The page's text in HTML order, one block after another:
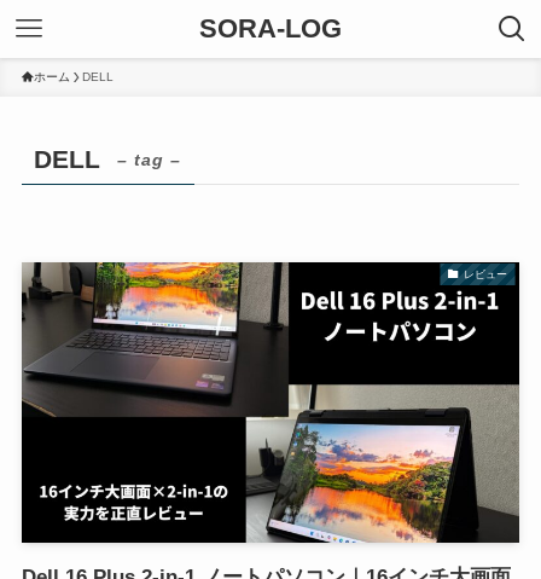
SORA-LOG
ホーム DELL
DELL – tag –
レビュー